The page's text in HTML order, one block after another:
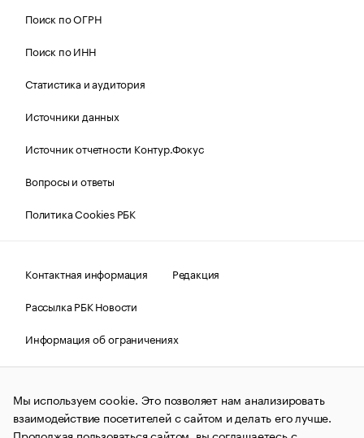
Поиск по ОГРН
Поиск по ИНН
Статистика и аудитория
Источники данных
Источник отчетности Контур.Фокус
Вопросы и ответы
Политика Cookies РБК
Контактная информация
Редакция
Рассылка РБК Новости
Информация об ограничениях
Правовая информация
О соблюдении авторских прав
© АО «РОСБИЗНЕСКОНСАЛТИНГ»,1995–2026.Сообщения
и материалы информационного агентства «РБК»
(зарегистрировано Федеральной службой по надзору в сфере
Мы используем cookie. Это позволяет нам анализировать
взаимодействие посетителей с сайтом и делать его лучше.